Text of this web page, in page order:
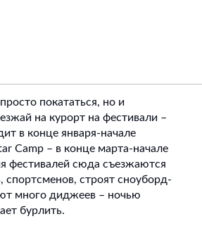
покататься, но и
на курорт на фестивали –
в конце января-начале
Camp – в конце марта-начале
фестивалей сюда съезжаются
спортсменов, строят сноуборд-
много диджеев – ночью
бурлить.